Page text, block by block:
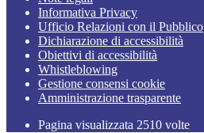
Informativa Privacy
Ufficio Relazioni con il Pubblico
Dichiarazione di accessibilità
Obiettivi di accessibilità
Whistleblowing
Gestione consensi cookie
Amministrazione trasparente
Pagina visualizzata 2510 volte